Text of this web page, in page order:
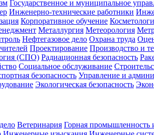
Государственное и муниципальное
Инженерно-технические работники
Корпоративное обучение
Металлургия Метеорология
Нефтегазовое дело Охрана труда
Проектирование Производство и
(СПО) Радиационная безопасность
Социальное обслуживание
безопасность Управление и
Экологическая безопасность
Ветеринария Горная промышленность